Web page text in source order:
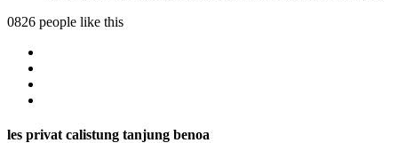
0826 people like this
les privat calistung tanjung benoa